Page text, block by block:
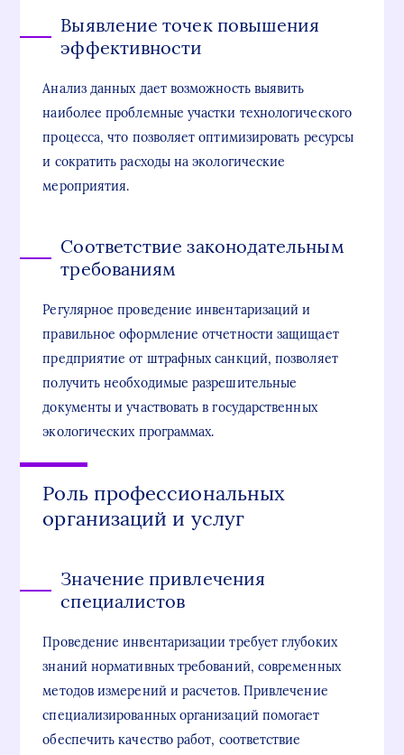
Выявление точек повышения
эффективности
Анализ данных дает возможность выявить
наиболее проблемные участки технологического
процесса, что позволяет оптимизировать ресурсы
и сократить расходы на экологические
мероприятия.
Соответствие законодательным
требованиям
Регулярное проведение инвентаризаций и
правильное оформление отчетности защищает
предприятие от штрафных санкций, позволяет
получить необходимые разрешительные
документы и участвовать в государственных
экологических программах.
Роль профессиональных
организаций и услуг
Значение привлечения
специалистов
Проведение инвентаризации требует глубоких
знаний нормативных требований, современных
методов измерений и расчетов. Привлечение
специализированных организаций помогает
обеспечить качество работ, соответствие